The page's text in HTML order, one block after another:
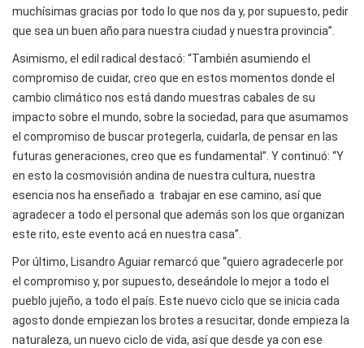
muchísimas gracias por todo lo que nos da y, por supuesto, pedir
que sea un buen año para nuestra ciudad y nuestra provincia”.
Asimismo, el edil radical destacó: “También asumiendo el
compromiso de cuidar, creo que en estos momentos donde el
cambio climático nos está dando muestras cabales de su
impacto sobre el mundo, sobre la sociedad, para que asumamos
el compromiso de buscar protegerla, cuidarla, de pensar en las
futuras generaciones, creo que es fundamental”. Y continuó: “Y
en esto la cosmovisión andina de nuestra cultura, nuestra
esencia nos ha enseñado a trabajar en ese camino, así que
agradecer a todo el personal que además son los que organizan
este rito, este evento acá en nuestra casa”.
Por último, Lisandro Aguiar remarcó que “quiero agradecerle por
el compromiso y, por supuesto, deseándole lo mejor a todo el
pueblo jujeño, a todo el país. Este nuevo ciclo que se inicia cada
agosto donde empiezan los brotes a resucitar, donde empieza la
naturaleza, un nuevo ciclo de vida, así que desde ya con ese